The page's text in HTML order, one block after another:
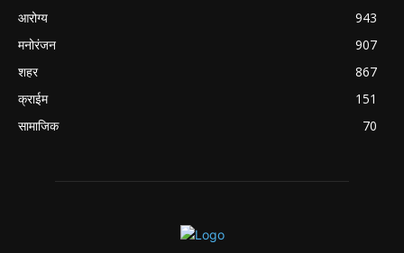
आरोग्य
943
मनोरंजन
907
शहर
867
क्राईम
151
सामाजिक
70